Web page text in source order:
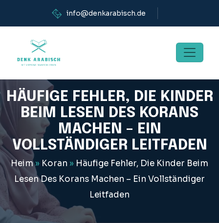
info@denkarabisch.de
HÄUFIGE FEHLER, DIE KINDER
BEIM LESEN DES KORANS
MACHEN – EIN
VOLLSTÄNDIGER LEITFADEN
Heim» Koran » Häufige Fehler, Die Kinder Beim
Lesen Des Korans Machen – Ein Vollständiger
Leitfaden